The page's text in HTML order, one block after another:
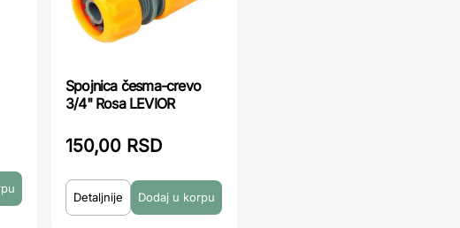
Spojnica česma-crevo
3/4" Rosa LEVIOR
150,00 RSD
Detaljnije